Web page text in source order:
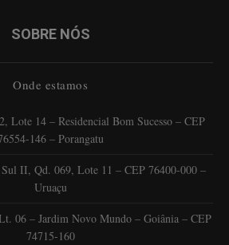
SOBRE NÓS
Onde estamos
Lote 14 – Residencial Bom Sucesso – CEP
146 – Porangatu
II, Qd. 069, Lote 11 – CEP 76400-000 –
Uruaçu
06 – Jardim Novo Mundo – Goiânia – CEP
74715-160